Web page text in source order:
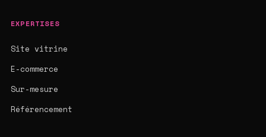
EXPERTISES
Site vitrine
E-commerce
Sur-mesure
Référencement